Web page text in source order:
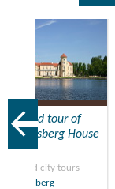
Guided tour of
Rheinsberg House
and…
Guided city tours
Rheinsberg